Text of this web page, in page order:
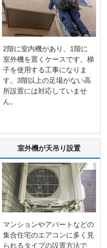
2階に室内機があり、1階に
室外機を置くケースです。梯
子を使用する工事になりま
す。3階以上の足場がない高
所設置には対応していませ
ん。
室外機が天吊り設置
マンションやアパートなどの
集合住宅のエアコンに多く見
られるタイプの設置方法で